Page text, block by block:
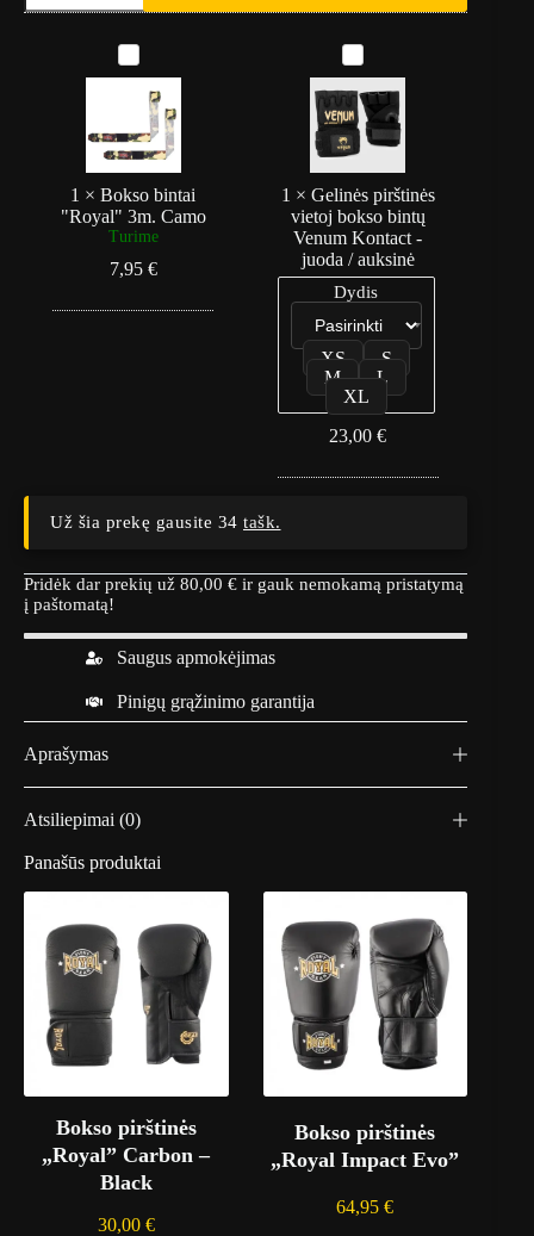
Greičio
B
o
b
i
n
t
a
"
o
m
1 ×Bokso bintai
"Royal" 3m. Camo
Turime
7,95 €
G
l
i
n
ė
s
p
i
r
š
t
i
n
ė
s
v
i
e
t
j
o
n
e
t
-
j
o
d
a
/
k
i
ė
1 × Gelinės pirštinės
vietoj bokso bintų
Venum Kontact -
juoda / auksinė
Dydis
XS
S
M
L
XL
23,00€
Už šia prekę gausite 34 tašk.
Pridėk dar prekių už 80,00 € ir gauk nemokamą pristatymą
į paštomatą!
Saugus apmokėjimas
Pinigų grąžinimo garantija
Aprašymas
Atsiliepimai (0)
Panašūs produktai
Bokso pirštinės
„Royal” Carbon –
Black
30,00 €
Bokso pirštinės
„Royal Impact Evo”
64,95€